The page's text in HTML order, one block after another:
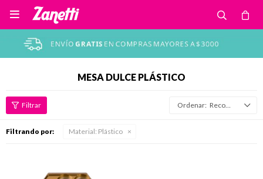

MESA DULCE PLÁSTICO
Recomendados
Filtrando por: Material: Plástico